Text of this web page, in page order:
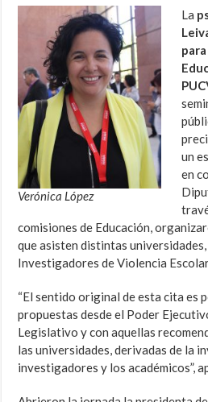
Verónica López
La
un
en
comisiones de Educación,
que asisten distintas
Investigadores de Violencia
“El sentido original de esta cita es
propuestas desde el Poder
Legislativo y con aquellas
las universidades, derivadas de la
investigadores y los académicos”,